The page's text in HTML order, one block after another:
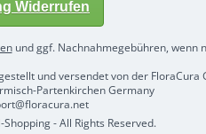
Widerrufen
und ggf. Nachnahmegebühren, wenn
und versendet von der FloraCura
Partenkirchen Germany
- All Rights Reserved.